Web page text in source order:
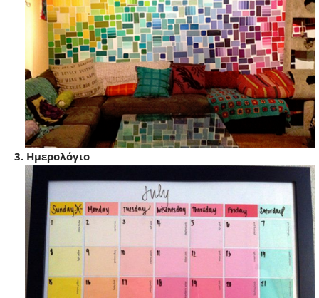
3. Ημερολόγιο